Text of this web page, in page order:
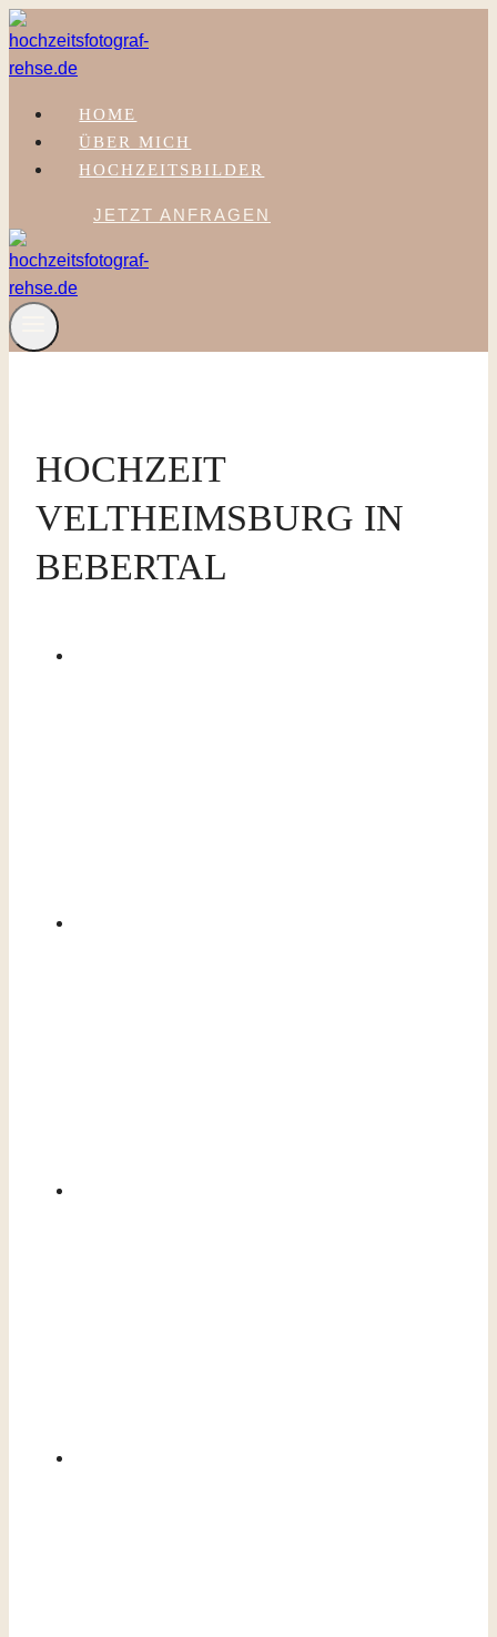
Zum
Inhalt
springen
HOME
ÜBER MICH
HOCHZEITSBILDER
JETZT ANFRAGEN
HOCHZEIT
VELTHEIMSBURG IN
BEBERTAL